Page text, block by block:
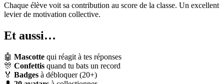
Chaque élève voit sa contribution au score de la classe. Un excellent
levier de motivation collective.
Et aussi…
🤖 Mascotte qui réagit à tes réponses
🎊 Confettis quand tu bats un record
🏅 Badges à débloquer (20+)